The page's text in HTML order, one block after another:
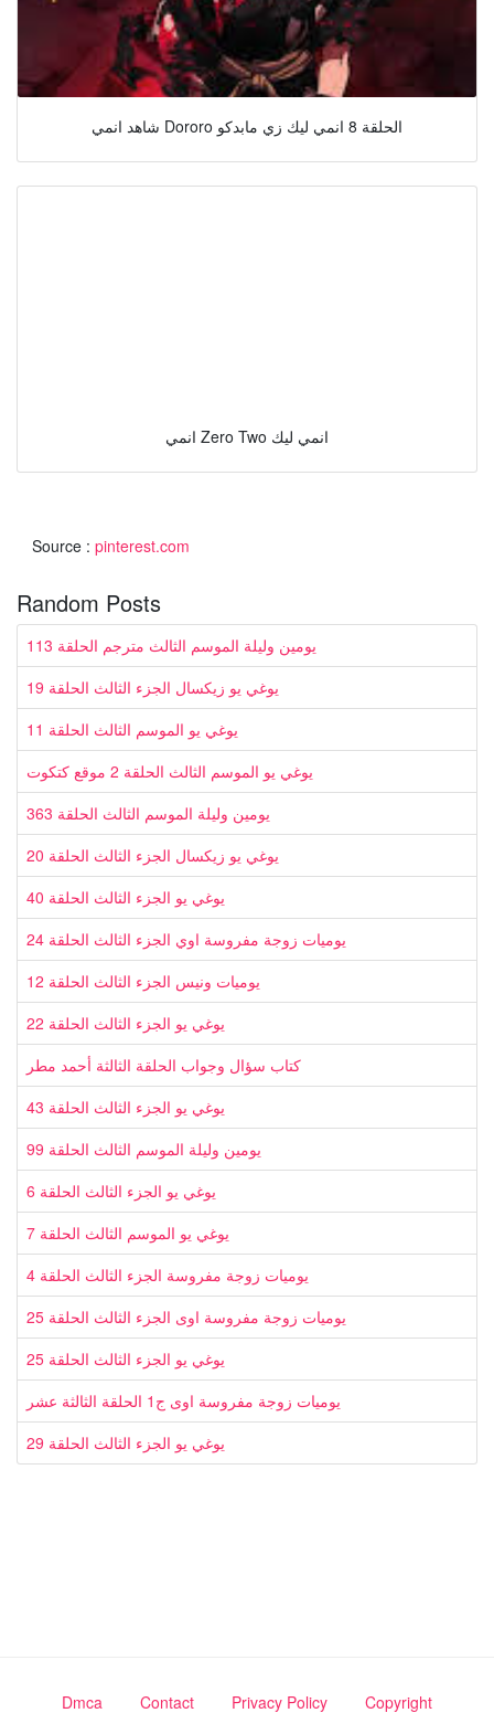
شاهد انمي Dororo الحلقة 8 انمي ليك زي مابدكو
انمي Zero Two انمي ليك
Source : pinterest.com
Random Posts
يومين وليلة الموسم الثالث مترجم الحلقة 113
يوغي يو زيكسال الجزء الثالث الحلقة 19
يوغي يو الموسم الثالث الحلقة 11
يوغي يو الموسم الثالث الحلقة 2 موقع كتكوت
يومين وليلة الموسم الثالث الحلقة 363
يوغي يو زيكسال الجزء الثالث الحلقة 20
يوغي يو الجزء الثالث الحلقة 40
يوميات زوجة مفروسة اوي الجزء الثالث الحلقة 24
يوميات ونيس الجزء الثالث الحلقة 12
يوغي يو الجزء الثالث الحلقة 22
کتاب سؤال وجواب الحلقة الثالثة أحمد مطر
يوغي يو الجزء الثالث الحلقة 43
يومين وليلة الموسم الثالث الحلقة 99
يوغي يو الجزء الثالث الحلقة 6
يوغي يو الموسم الثالث الحلقة 7
يوميات زوجة مفروسة الجزء الثالث الحلقة 4
يوميات زوجة مفروسة اوى الجزء الثالث الحلقة 25
يوغي يو الجزء الثالث الحلقة 25
يوميات زوجة مفروسة اوى ج1 الحلقة الثالثة عشر
يوغي يو الجزء الثالث الحلقة 29
Dmca Contact Privacy Policy Copyright